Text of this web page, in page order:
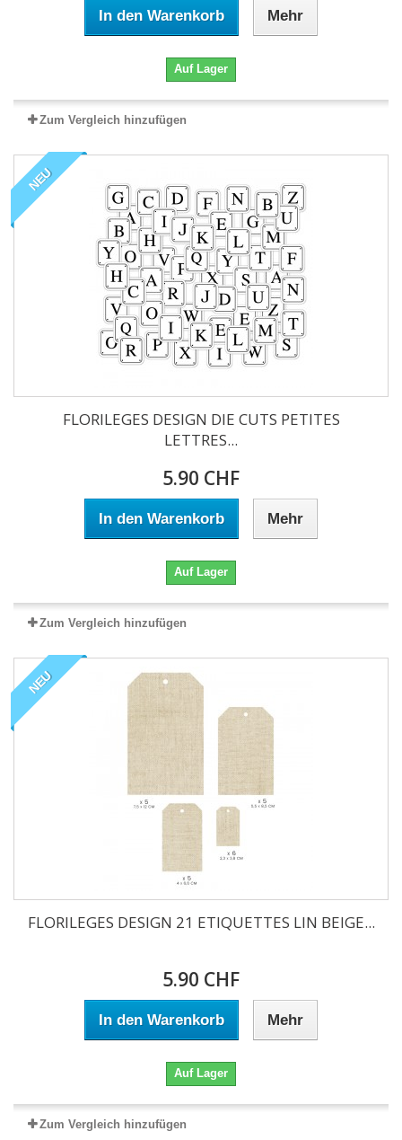
In den Warenkorb Mehr
Auf Lager
Zum Vergleich hinzufügen
NEU
FLORILEGES DESIGN DIE CUTS PETITES
LETTRES...
5.90 CHF
In den Warenkorb Mehr
Auf Lager
Zum Vergleich hinzufügen
NEU
FLORILEGES DESIGN 21 ETIQUETTES LIN BEIGE...
5.90 CHF
In den Warenkorb Mehr
Auf Lager
Zum Vergleich hinzufügen